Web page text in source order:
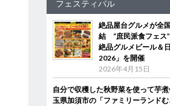
フェスティバル
絶品屋台グルメが全
結 “庶民派食フェス
絶品グルメビール＆
2026」を開催
2026年4月15日
自分で収穫した秋野菜を使って芋
玉県加須市の「ファミリーランドむ